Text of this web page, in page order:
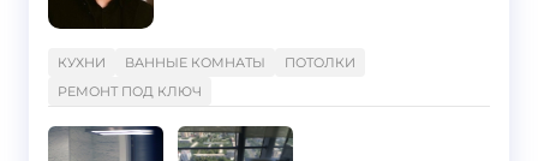
КУХНИ ВАННЫЕ КОМНАТЫ
ПОТОЛКИ
РЕМОНТ ПОД КЛЮЧ